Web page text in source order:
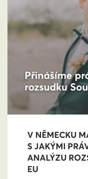
V NĚMECKU
S JAKÝMI
ANALÝZU
EU